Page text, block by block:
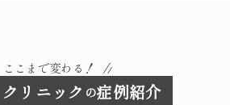
ここまで変わる！
リニック の症例紹介